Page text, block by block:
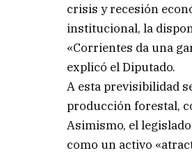
crisis y recesión
institucional, la
«Corrientes da una
explicó el Diputado.
A esta previsibilidad
producción forestal,
Asimismo, el
como un activo